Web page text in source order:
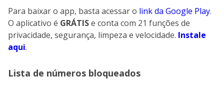
Para baixar o app, basta acessar o link da Google Play.
O aplicativo é GRÁTISe conta com 21 funções de
privacidade, segurança, limpeza e velocidade. Instale
aqui.
Lista de números bloqueados